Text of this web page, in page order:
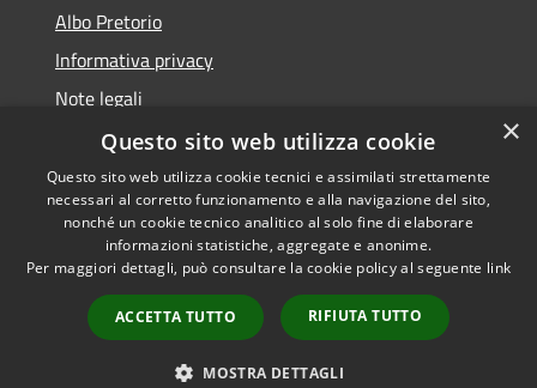
Albo Pretorio
Informativa privacy
Note legali
Dichiarazione di accessibilità
RSS
Copyright © 2026 • Comune di
Municipium•
Accesso
redazione
×
Questo sito web utilizza cookie
Questo sito web utilizza cookie tecnici e assimilati strettamente
necessari al corretto funzionamento e alla navigazione del sito,
nonché un cookie tecnico analitico al solo fine di elaborare
informazioni statistiche, aggregate e anonime.
Per maggiori dettagli, può consultare la cookie policy al seguente link
ACCETTA TUTTO RIFIUTA TUTTO
MOSTRA DETTAGLI